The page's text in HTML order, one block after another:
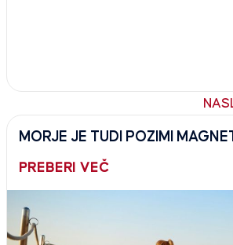
MORJE JE TUDI POZIMI
PREBERI VEČ